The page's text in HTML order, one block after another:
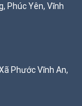
Phúc Yên, Vĩnh
Phước Vĩnh An,